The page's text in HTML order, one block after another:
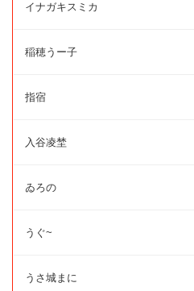
イナガキスミカ
稲穂うー子
指宿
入谷凌埜
ゐろの
うぐ~
うさ城まに